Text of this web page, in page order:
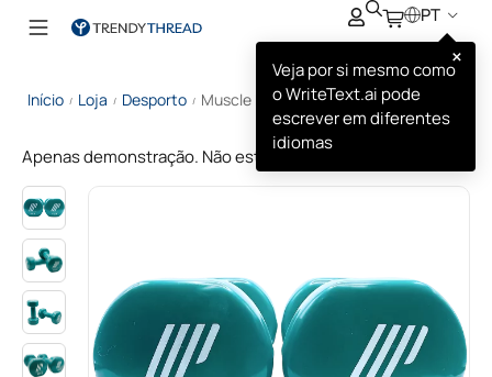
PT
×
Veja por si mesmo como
o WriteText.ai pode
escrever em diferentes
idiomas
Início / Loja / Desporto / Muscle Power Haltere
Apenas demonstração. Não está à venda.